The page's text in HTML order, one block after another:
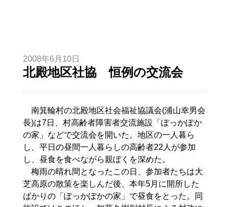
2008年6月10日
北殿地区社協 恒例の交流会
南箕輪村の北殿地区社会福祉協議会(浦山幸男会
長)は7日、村高齢者障害者交流施設「ぽっかぽか
の家」などで交流会を開いた。地区の一人暮ら
し、平日の昼間一人暮らしの高齢者22人が参加
し、昼食を食べながら親ぼくを深めた。
梅雨の晴れ間となったこの日、参加者たちは大
芝高原の散策を楽しんだ後、本年5月に開所した
ばかりの「ぽっかぽかの家」で昼食をとった。同